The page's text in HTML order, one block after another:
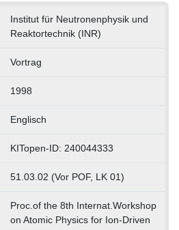
Institut für Neutronenphysik und
Reaktortechnik (INR)
Vortrag
1998
Englisch
KITopen-ID: 240044333
51.03.02 (Vor POF, LK 01)
Proc.of the 8th Internat.Workshop
on Atomic Physics for Ion-Driven